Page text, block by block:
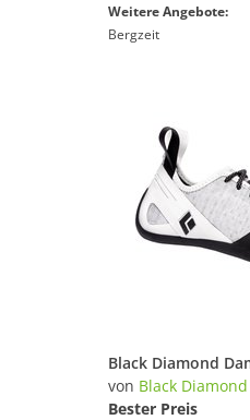
Weitere Angebote:
Bergzeit
von Black Diamond
Bester Preis